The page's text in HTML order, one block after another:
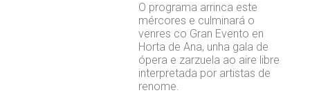
O programa arrinca este
mércores e culminará o
venres co Gran Evento en
Horta de Ana, unha gala de
ópera e zarzuela ao aire libre
interpretada por artistas de
renome.